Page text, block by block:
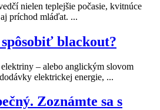
nielen teplejšie počasie, kvitnúce
príchod mláďat. ...
blackout?
– alebo anglickým slovom
elektrickej energie, ...
Zoznámte sa s